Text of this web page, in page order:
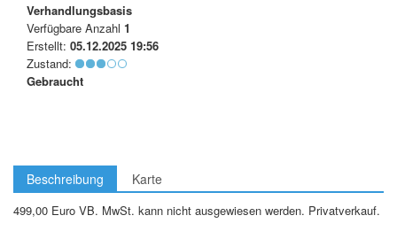
Verhandlungsbasis
Verfügbare Anzahl 1
Erstellt: 05.12.2025 19:56
Zustand:
Gebraucht
Beschreibung Karte
499,00 Euro VB. MwSt. kann nicht ausgewiesen werden. Privatverkauf.